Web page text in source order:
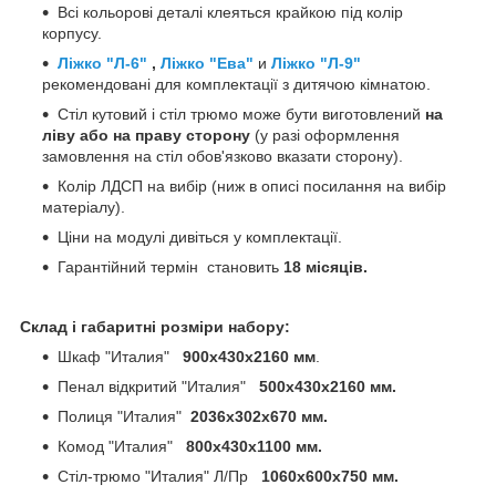
Всі кольорові деталі клеяться крайкою під колір
корпусу.
Ліжко "Л-6" , Ліжко "Ева" и Ліжко "Л-9"
рекомендовані для комплектації з дитячою кімнатою.
Стіл кутовий і стіл трюмо може бути виготовлений на
ліву або на праву сторону (у разі оформлення
замовлення на стіл обов'язково вказати сторону).
Колір ЛДСП на вибір (ниж в описі посилання на вибір
матеріалу).
Ціни на модулі дивіться у комплектації.
Гарантійний термін становить 18 місяців.
Склад і габаритні розміри набору:
Шкаф "Италия" 900х430х2160 мм
Пенал відкритий "Италия" 500х430х2160 мм.
Полиця "Италия" 2036х302х670 мм.
Комод "Италия" 800х430х1100 мм.
Стіл-трюмо "Италия" Л/Пр 1060х600х750 мм.